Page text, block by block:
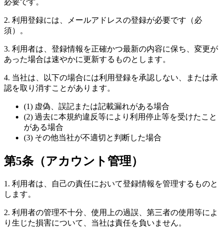
必要です。
2. 利用登録には、メールアドレスの登録が必要です（必
須）。
3. 利用者は、登録情報を正確かつ最新の内容に保ち、変更が
あった場合は速やかに更新するものとします。
4. 当社は、以下の場合には利用登録を承認しない、または承
認を取り消すことがあります。
(1) 虚偽、誤記または記載漏れがある場合
(2) 過去に本規約違反等により利用停止等を受けたこと
がある場合
(3) その他当社が不適切と判断した場合
第5条（アカウント管理）
1. 利用者は、自己の責任において登録情報を管理するものと
します。
2. 利用者の管理不十分、使用上の過誤、第三者の使用等によ
り生じた損害について、当社は責任を負いません。